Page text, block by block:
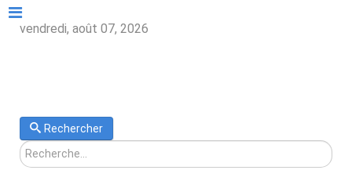
vendredi, août 07, 2026
Rechercher